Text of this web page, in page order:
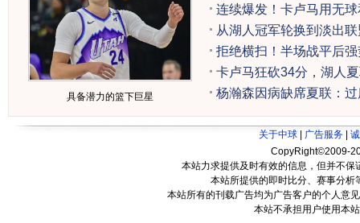
连续爆发！卡卢马用无
从湖人冠军轮换到淡出
拒绝横扫！半场战平后
卡卢马狂砍34分，湖人
杨瀚森因病缺席夏联：
具备潜力的篮下巨星
关于中球 广告服务
CopyRight©2009-
本站力求提供及时有效的信息，但并不
本站所提供的即时比分、赛事分
本站所有的刊载广告均为广告客户的个人意
本站不承担用户使用本